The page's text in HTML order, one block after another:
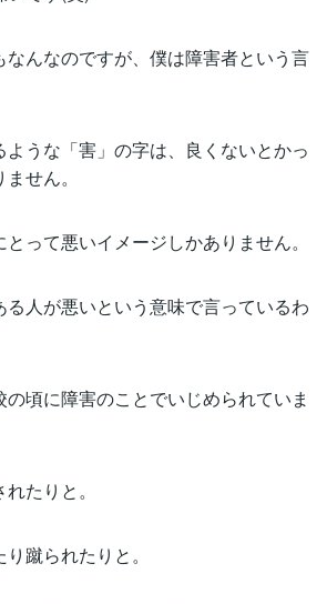
なんなのですが、僕は障害者という言
ような「害」の字は、良くないとかっ
せん。
って悪いイメージしかありません。
る人が悪いという意味で言っているわ
頃に障害のことでいじめられていま
たりと。
蹴られたりと。